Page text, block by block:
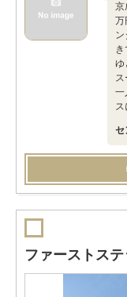
京
万
ン
ゆ
一
ス
セ
ファーストス